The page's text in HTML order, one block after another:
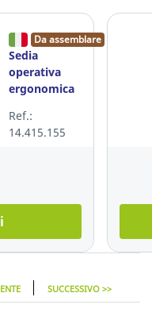
Da assemblare
Sedia
operativa
ergonomica
Hubble
sincrono
Ref.:
14.415.155
SUCCESSIVO >>